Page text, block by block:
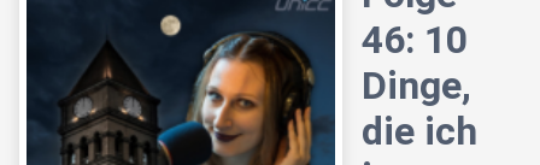
46: 10
Dinge,
die ich